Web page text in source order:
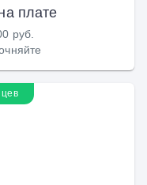
плате
руб.